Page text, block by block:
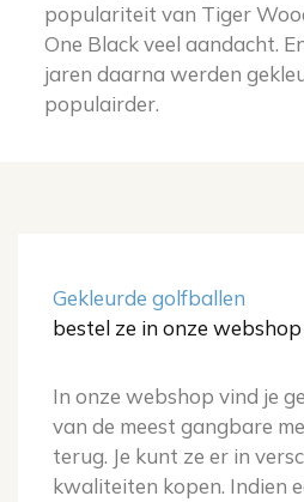
populariteit van Tiger
One Black veel aandacht.
jaren daarna werden
populairder.
Gekleurde golfballen
bestel ze in onze webshop
In onze webshop vind je
van de meest gangbare
terug. Je kunt ze er in
kwaliteiten kopen. Indien